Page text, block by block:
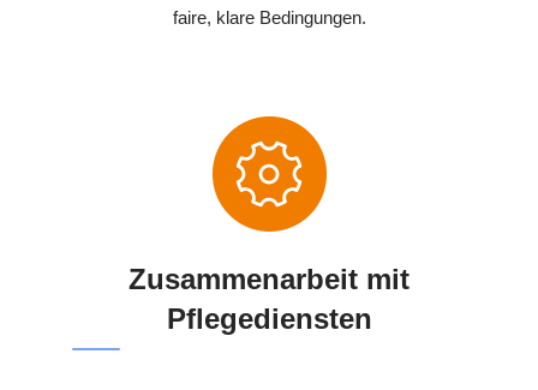
faire, klare Bedingungen.
Zusammenarbeit mit
Pflegediensten